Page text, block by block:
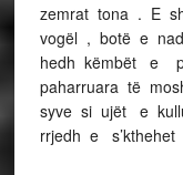
zemrat tona . E
vogël , botë e
hedh këmbët e
paharruara të
syve si ujët e
rrjedh e s’kthehet